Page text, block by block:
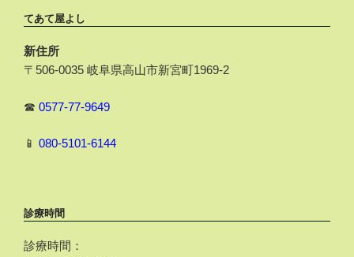
てあて屋よし
新住所
〒506-0035 岐阜県高山市新宮町1969-2
☎ 0577-77-9649
📱 080-5101-6144
診療時間
診療時間：